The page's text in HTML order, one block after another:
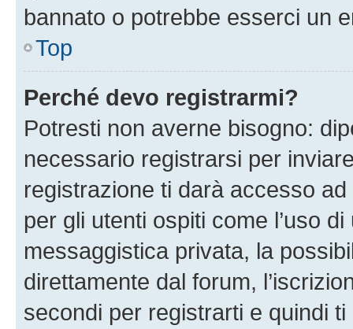
bannato o potrebbe esserci un
Top
Perché devo registrarmi?
Potresti non averne bisogno:
necessario registrarsi per
registrazione ti darà accesso
per gli utenti ospiti come l’uso
messaggistica privata, la
direttamente dal forum,
secondi per registrarti e quindi